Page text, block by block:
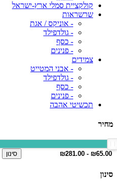
קולקציית סמלי ארץ-ישראל
שרשראות
- אוניקס / אגת
- גולדפילד
- כסף
- פנינים
צמידים
- אבני המטייט
- גולדפילד
- כסף
- פנינים
תכשיטי אהבה
מחיר
סינון
סינון